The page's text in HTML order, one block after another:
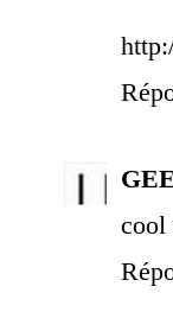
cool